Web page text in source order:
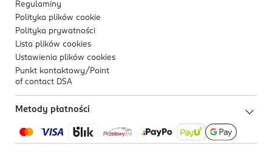
Regulaminy
Polityka plików cookie
Polityka prywatności
Lista plików cookies
Ustawienia plików cookies
Punkt kontaktowy/ Point
of contact DSA
Metody płatności